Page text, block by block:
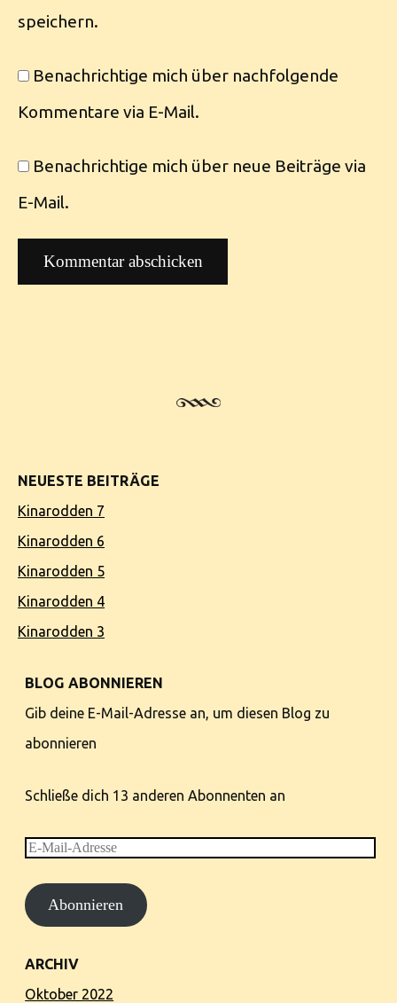
speichern.
Benachrichtige mich über nachfolgende
Kommentare via E-Mail.
Benachrichtige mich über neue Beiträge via
E-Mail.
NEUESTE BEITRÄGE
Kinarodden 7
Kinarodden 6
Kinarodden 5
Kinarodden 4
Kinarodden 3
BLOG ABONNIEREN
Gib deine E-Mail-Adresse an, um diesen Blog zu
abonnieren
Schließe dich 13 anderen Abonnenten an
E-
Adresse
Abonnieren
ARCHIV
Oktober 2022